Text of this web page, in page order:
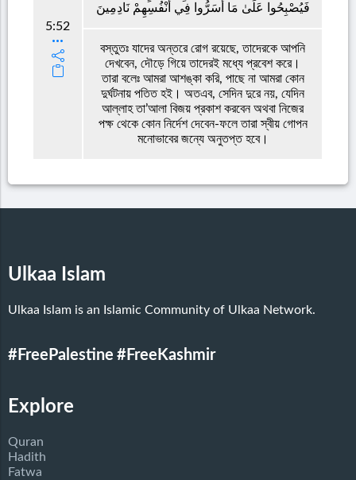
5:52
فَيُصْبِحُوا عَلَىٰ مَا أَسَرُّوا فِي أَنْفُسِهِمْ نَادِمِينَ
বস্তুতঃ যাদের অন্তরে রোগ রয়েছে, তাদেরকে আপনি
দেখবেন, দৌড়ে গিয়ে তাদেরই মধ্যে প্রবেশ করে।
তারা বলেঃ আমরা আশঙ্কা করি, পাছে না আমরা কোন
দুর্ঘটনায় পতিত হই। অতএব, সেদিন দুরে নয়, যেদিন
আল্লাহ তা’আলা বিজয় প্রকাশ করবেন অথবা নিজের
পক্ষ থেকে কোন নির্দেশ দেবেন-ফলে তারা স্বীয় গোপন
মনোভাবের জন্যে অনুতপ্ত হবে।
Ulkaa Islam
Ulkaa Islam is an Islamic Community of Ulkaa Network.
#FreePalestine #FreeKashmir
Explore
Quran
Hadith
Fatwa